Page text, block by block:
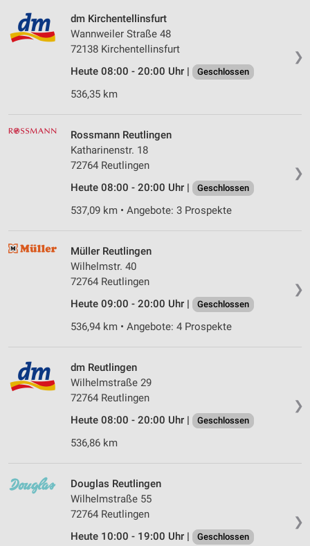
❯
dm Kirchentellinsfurt
Wannweiler Straße 48
72138 Kirchentellinsfurt
Heute 08:00 - 20:00 Uhr |
Geschlossen
536,35 km
❯
Rossmann Reutlingen
Katharinenstr. 18
72764 Reutlingen
Heute 08:00 - 20:00 Uhr |
Geschlossen
537,09 km • Angebote: 3 Prospekte
❯
Müller Reutlingen
Wilhelmstr. 40
72764 Reutlingen
Heute 09:00 - 20:00 Uhr |
Geschlossen
536,94 km • Angebote: 4 Prospekte
❯
dm Reutlingen
Wilhelmstraße 29
72764 Reutlingen
Heute 08:00 - 20:00 Uhr |
Geschlossen
536,86 km
❯
Douglas Reutlingen
Wilhelmstraße 55
72764 Reutlingen
Heute 10:00 - 19:00 Uhr |
Geschlossen